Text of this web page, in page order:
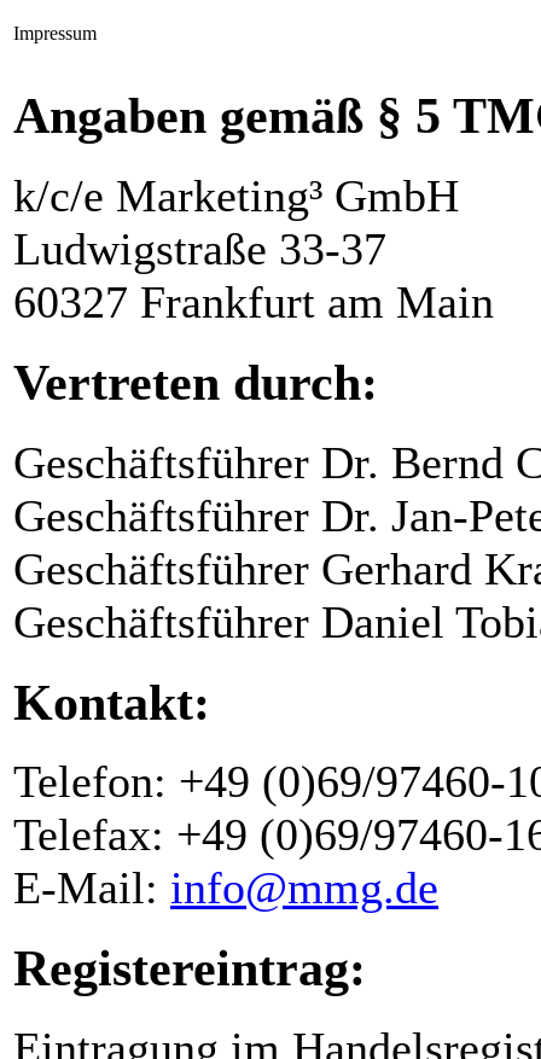
Impressum
Angaben gemäß § 5
k/c/e Marketing³ GmbH
Ludwigstraße 33-37
60327 Frankfurt am Main
Vertreten durch:
Geschäftsführer Dr. Bernd
Geschäftsführer Dr. Jan-
Geschäftsführer Gerhard
Geschäftsführer Daniel
Kontakt:
Telefon: +49 (0)69/97460-
Telefax: +49 (0)69/97460-
E-Mail: info@mmg.de
Registereintrag:
Eintragung im